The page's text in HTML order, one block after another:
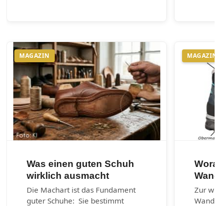
MAGAZIN
Was einen guten Schuh
wirklich ausmacht
Die Machart ist das Fundament
guter Schuhe: Sie bestimmt
MAGAZIN
Zur